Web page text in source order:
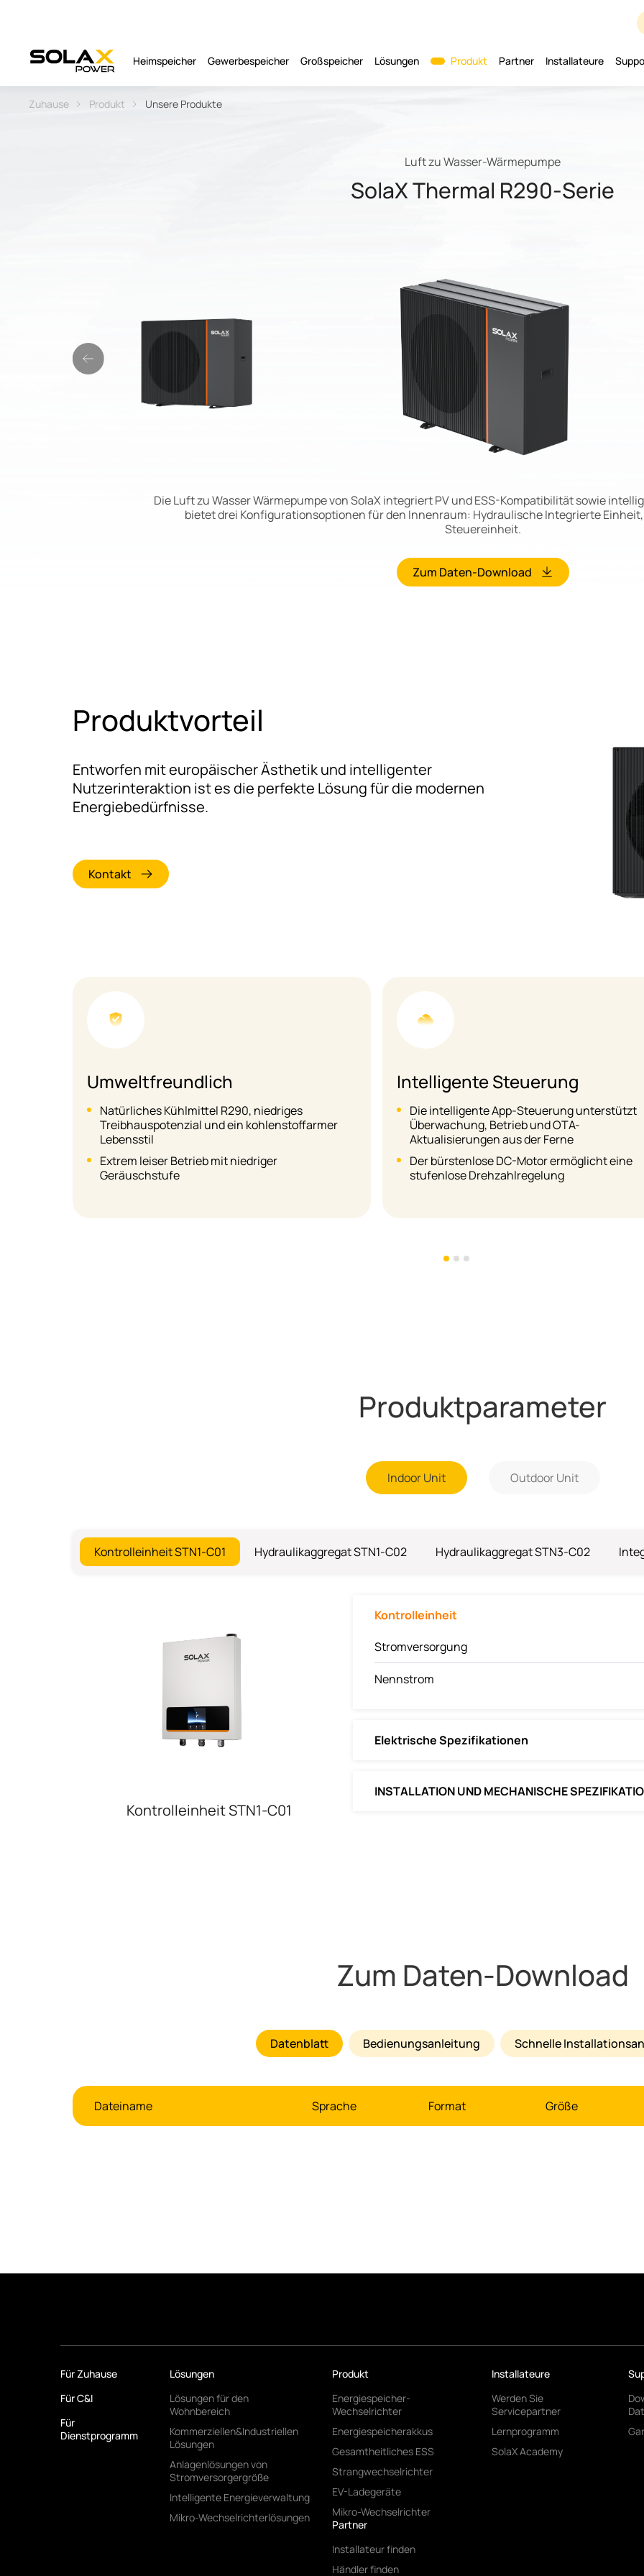
Heimspeicher Gewerbespeicher Großspeicher Lösungen Produkt Partner Installateure
Zuhause Produkt Unsere Produkte
Luft zu Wasser-Wärmepumpe
SolaX Thermal R290-Serie
Die Luft zu Wasser Wärmepumpe von SolaX integriert PV und ESS-Kompatibilität sowie
bietet drei Konfigurationsoptionen für den Innenraum: Hydraulische Integrierte
Steuereinheit.
Zum Daten-Download
Produktvorteil
Entworfen mit europäischer Ästhetik und intelligenter
Nutzerinteraktion ist es die perfekte Lösung für die modernen
Energiebedürfnisse.
Kontakt
Intelligente Steuerung
Die intelligente App-Steuerung unterstützt
Überwachung, Betrieb und OTA-
Aktualisierungen aus der Ferne
Der bürstenlose DC-Motor ermöglicht eine
stufenlose Drehzahlregelung
Hohe Leistung
Mit PV und ESS integriert, um den
Eigenverbrauch an grüner Energie zu
maximieren
SCOP-Stufe: A+++
Maximale Wasseraustrittstemperatur von
Produktparameter
Indoor Unit Outdoor Unit
Kontrolleinheit STN1-C01 Hydraulikaggregat STN1-C02 Hydraulikaggregat STN3-C02
Kontrolleinheit STN1-C01
Kontrolleinheit
Stromversorgung
Nennstrom
Elektrische Spezifikationen
INSTALLATION UND MECHANISCHE
Zum Daten-Download
Datenblatt Bedienungsanleitung Schnelle
Dateiname Sprache Format Größe
Für Zuhause
Für C&I
Für
Dienstprogramm
Lösungen
Lösungen für den
Wohnbereich
Kommerziellen&Industriellen
Lösungen
Anlagenlösungen von
Stromversorgergröße
Intelligente Energieverwaltung
Mikro-Wechselrichterlösungen
Produkt
Energiespeicher-
Wechselrichter
Energiespeicherakkus
Gesamtheitliches ESS
Strangwechselrichter
EV-Ladegeräte
Mikro-Wechselrichter
Partner
Installateur finden
Händler finden
Installateure
Werden Sie
Servicepartner
Lernprogramm
SolaX Academy